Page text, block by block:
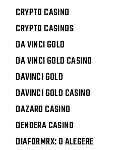
CRYPTO CASINO
CRYPTO CASINOS
DA VINCI GOLD
DA VINCI GOLD CASINO
DAVINCI GOLD
DAVINCI GOLD CASINO
DAZARD CASINO
DENDERA CASINO
DIAFORMRX: O ALEGERE